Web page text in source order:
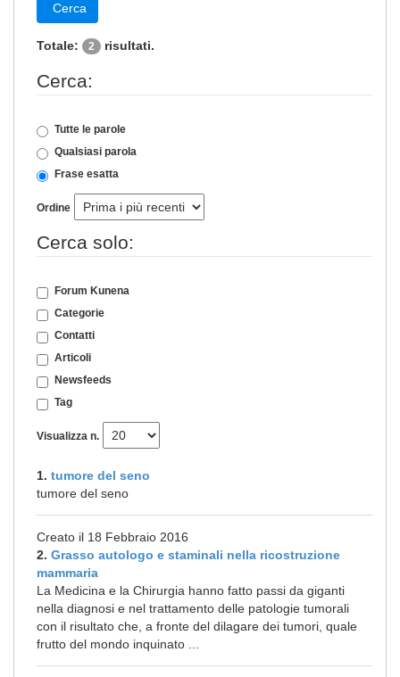
Cerca
Totale: 2 risultati.
Cerca:
Tutte le parole
Qualsiasi parola
Frase esatta
Ordine
Cerca solo:
Forum Kunena
Categorie
Contatti
Articoli
Newsfeeds
Tag
Visualizza n.
1. tumore del seno
tumore del seno
Creato il 18 Febbraio 2016
2. Grasso autologo e staminali nella ricostruzione
mammaria
La Medicina e la Chirurgia hanno fatto passi da giganti
nella diagnosi e nel trattamento delle patologie tumorali
con il risultato che, a fronte del dilagare dei tumori, quale
frutto del mondo inquinato ...